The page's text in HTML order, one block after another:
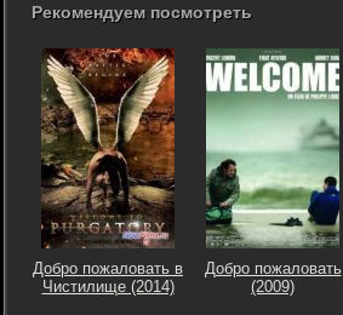
Рекомендуем посмотреть
Добро пожаловать в
Чистилище (2014)
Добро пожаловать
(2009)